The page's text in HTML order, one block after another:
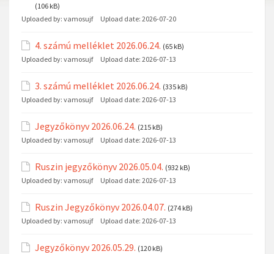
(106 kB)
Uploaded by: vamosujf Upload date: 2026-07-20
4. számú melléklet 2026.06.24. (65 kB)
Uploaded by: vamosujf Upload date: 2026-07-13
3. számú melléklet 2026.06.24. (335 kB)
Uploaded by: vamosujf Upload date: 2026-07-13
Jegyzőkönyv 2026.06.24. (215 kB)
Uploaded by: vamosujf Upload date: 2026-07-13
Ruszin jegyzőkönyv 2026.05.04. (932 kB)
Uploaded by: vamosujf Upload date: 2026-07-13
Ruszin Jegyzőkönyv 2026.04.07. (274 kB)
Uploaded by: vamosujf Upload date: 2026-07-13
Jegyzőkönyv 2026.05.29. (120 kB)